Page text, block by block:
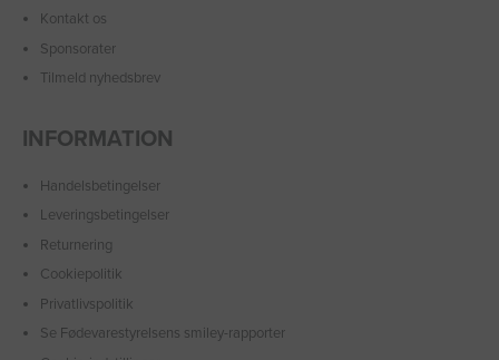
Kontakt os
Sponsorater
Tilmeld nyhedsbrev
INFORMATION
Handelsbetingelser
Leveringsbetingelser
Returnering
Cookiepolitik
Privatlivspolitik
Se Fødevarestyrelsens smiley-rapporter